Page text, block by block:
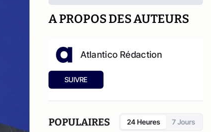
A PROPOS DES AUTEURS
Atlantico Rédaction
SUIVRE
POPULAIRES 24 Heures 7 Jours